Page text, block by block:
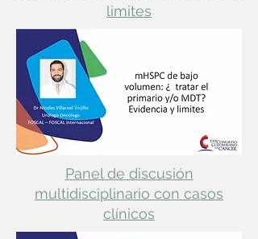
limites
Panel de discusión
multidisciplinario con casos
clínicos